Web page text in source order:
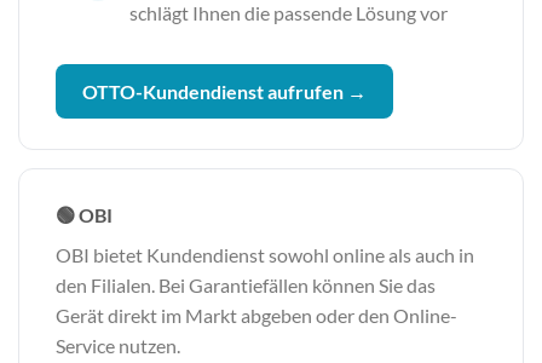
schlägt Ihnen die passende Lösung vor
OTTO-Kundendienst aufrufen →
🟢 OBI
OBI bietet Kundendienst sowohl online als auch in
den Filialen. Bei Garantiefällen können Sie das
Gerät direkt im Markt abgeben oder den Online-
Service nutzen.